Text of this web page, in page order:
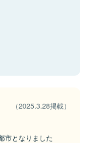
（2025.3.28掲載）
市となりました